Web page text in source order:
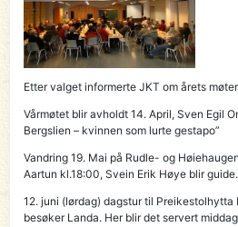
Etter valget informerte JKT om årets
Vårmøtet blir avholdt 14. April, Sven Egil
Bergslien – kvinnen som lurte gestapo”
Vandring 19. Mai på Rudle- og
Aartun kl.18:00, Svein Erik Høye blir guide.
12. juni (lørdag) dagstur til
besøker Landa. Her blir det servert middag